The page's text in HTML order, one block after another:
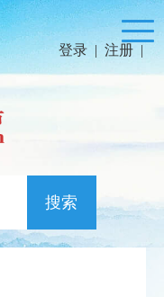
登录 | 注册 |
搜索